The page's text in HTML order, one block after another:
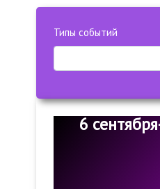
Типы событий
6